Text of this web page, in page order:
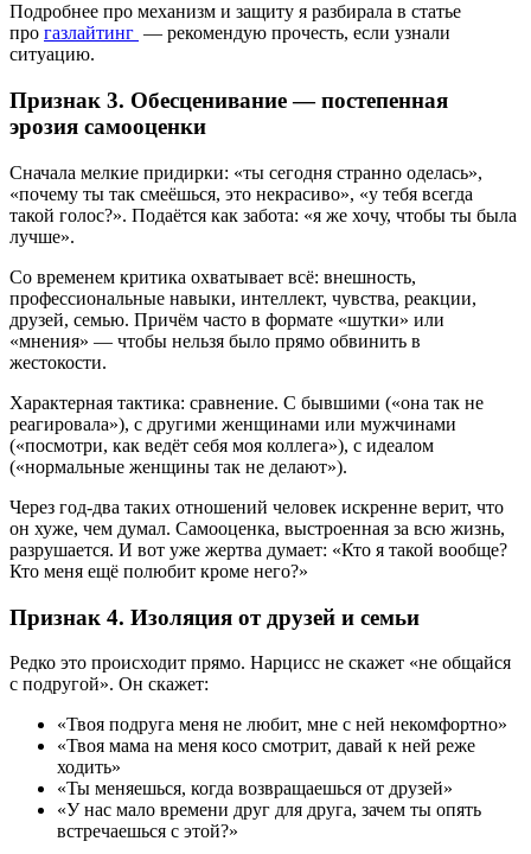
Подробнее про механизм и защиту я разбирала в статье
про газлайтинг — рекомендую прочесть, если узнали
ситуацию.
Признак 3. Обесценивание — постепенная
эрозия самооценки
Сначала мелкие придирки: «ты сегодня странно оделась»,
«почему ты так смеёшься, это некрасиво», «у тебя всегда
такой голос?». Подаётся как забота: «я же хочу, чтобы ты была
лучше».
Со временем критика охватывает всё: внешность,
профессиональные навыки, интеллект, чувства, реакции,
друзей, семью. Причём часто в формате «шутки» или
«мнения» — чтобы нельзя было прямо обвинить в
жестокости.
Характерная тактика: сравнение. С бывшими («она так не
реагировала»), с другими женщинами или мужчинами
(«посмотри, как ведёт себя моя коллега»), с идеалом
(«нормальные женщины так не делают»).
Через год-два таких отношений человек искренне верит, что
он хуже, чем думал. Самооценка, выстроенная за всю жизнь,
разрушается. И вот уже жертва думает: «Кто я такой вообще?
Кто меня ещё полюбит кроме него?»
Признак 4. Изоляция от друзей и семьи
Редко это происходит прямо. Нарцисс не скажет «не общайся
с подругой». Он скажет:
«Твоя подруга меня не любит, мне с ней некомфортно»
«Твоя мама на меня косо смотрит, давай к ней реже
ходить»
«Ты меняешься, когда возвращаешься от друзей»
«У нас мало времени друг для друга, зачем ты опять
встречаешься с этой?»